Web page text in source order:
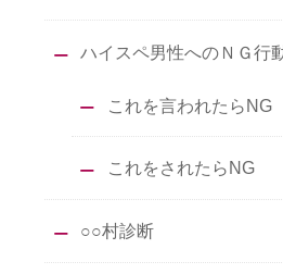
ハイスペ男性へのＮＧ行
これを言われたらNG
これをされたらNG
○○村診断